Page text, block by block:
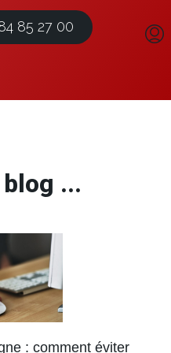
85 27 00
...
: comment éviter